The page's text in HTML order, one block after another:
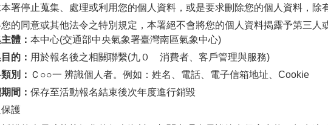
署停止蒐集、處理或利用您的個人資料，或是要求刪除您的個人資料，除
的同意或其他法令之特別規定，本署絕不會將您的個人資料揭露予第三人
體： 本中心(交通部中央氣象署臺灣南區氣象中心)
的： 用於報名後之相關聯繫(九０ 消費者、客戶管理與服務)
別： Ｃ○○一 辨識個人者。例如：姓名、電話、電子信箱地址、Cookie
間： 保存至活動報名結束後次年度進行銷毀
護